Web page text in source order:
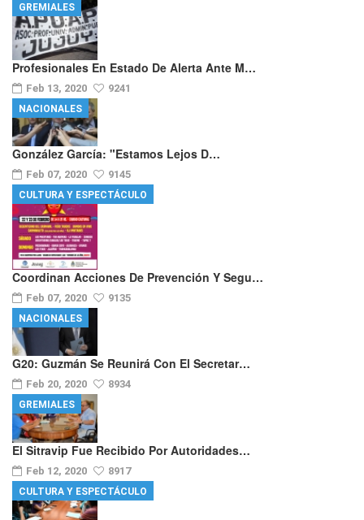
Profesionales En Estado De Alerta Ante M…
Feb 13, 2020 9241
GREMIALES
González García: "Estamos Lejos D…
Feb 07, 2020 9145
NACIONALES
Coordinan Acciones De Prevención Y Segu…
Feb 07, 2020 9135
CULTURA Y ESPECTÁCULO
G20: Guzmán Se Reunirá Con El Secretar…
Feb 20, 2020 8934
NACIONALES
El Sitravip Fue Recibido Por Autoridades…
Feb 12, 2020 8917
GREMIALES
CULTURA Y ESPECTÁCULO